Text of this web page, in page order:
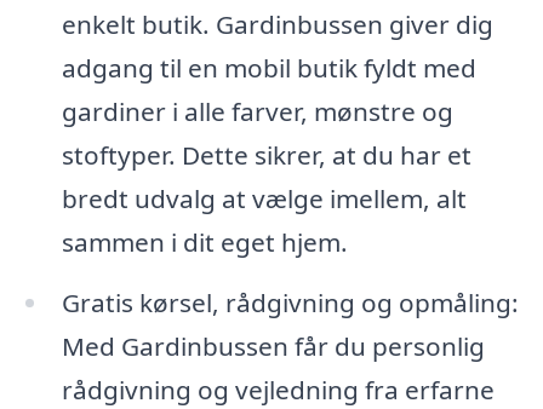
enkelt butik. Gardinbussen giver dig
adgang til en mobil butik fyldt med
gardiner i alle farver, mønstre og
stoftyper. Dette sikrer, at du har et
bredt udvalg at vælge imellem, alt
sammen i dit eget hjem.
Gratis kørsel, rådgivning og opmåling:
Med Gardinbussen får du personlig
rådgivning og vejledning fra erfarne